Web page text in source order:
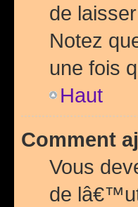
de
Notez
une fois
Haut
Comment
Vous
de